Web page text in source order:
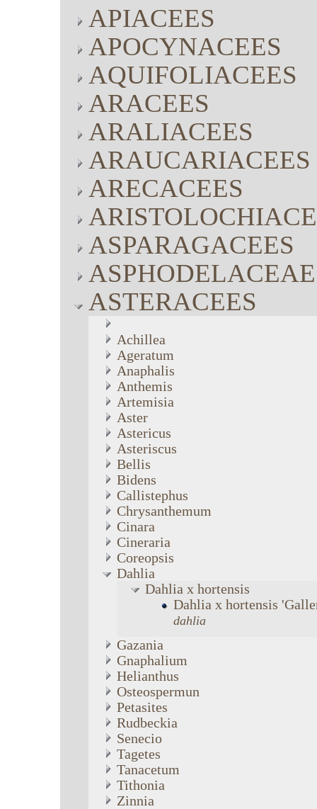
APIACEES
APOCYNACEES
AQUIFOLIACEES
ARACEES
ARALIACEES
ARAUCARIACEES
ARECACEES
ASPARAGACEES
ASPHODELACEAE
ASTERACEES
Achillea
Ageratum
Anaphalis
Anthemis
Artemisia
Aster
Astericus
Asteriscus
Bellis
Bidens
Callistephus
Chrysanthemum
Cinara
Cineraria
Coreopsis
Dahlia
Dahlia x hortensis
Dahlia x hortensis
dahlia
Gazania
Gnaphalium
Helianthus
Osteospermun
Petasites
Rudbeckia
Senecio
Tagetes
Tanacetum
Tithonia
Zinnia